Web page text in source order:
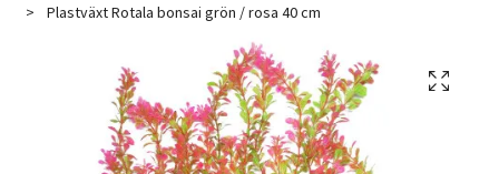
Plastväxt Rotala bonsai grön / rosa 40 cm